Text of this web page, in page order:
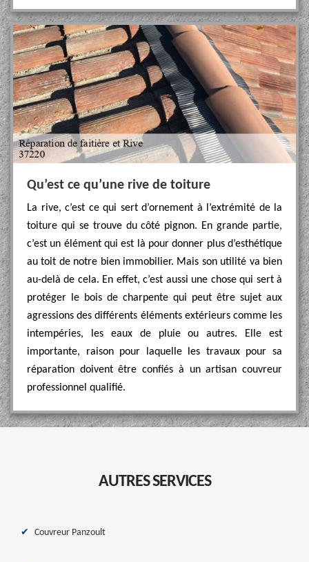
Qu’est ce qu’une rive de toiture
La rive, c’est ce qui sert d’ornement à l’extrémité de la
toiture qui se trouve du côté pignon. En grande partie,
c’est un élément qui est là pour donner plus d’esthétique
au toit de notre bien immobilier. Mais son utilité va bien
au-delà de cela. En effet, c’est aussi une chose qui sert à
protéger le bois de charpente qui peut être sujet aux
agressions des différents éléments extérieurs comme les
intempéries, les eaux de pluie ou autres. Elle est
importante, raison pour laquelle les travaux pour sa
réparation doivent être confiés à un artisan couvreur
professionnel qualifié.
AUTRES SERVICES
Couvreur Panzoult